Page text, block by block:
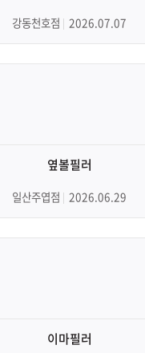
강동천호점 2026.07.07
옆볼필러
일산주엽점 2026.06.29
이마필러